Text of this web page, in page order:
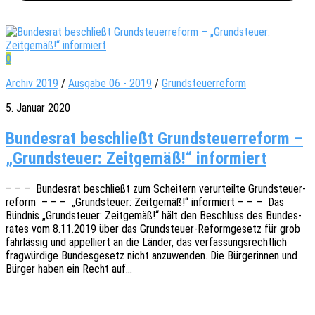
0
Archiv 2019 / Ausgabe 06 - 2019 / Grundsteuerreform
5. Januar 2020
Bundesrat beschließt Grundsteuerreform –
„Grundsteuer: Zeitgemäß!“ informiert
– – – Bundes­rat beschließt zum Schei­tern verur­teil­te Grund­steu­er­
re­form – – – „Grund­steu­er: Zeit­ge­mäß!“ infor­miert – – – Das
Bünd­nis „Grund­steu­er: Zeit­ge­mäß!“ hält den Beschluss des Bundes­
ra­tes vom 8.11.2019 über das Grun­d­steu­er-Refor­m­­ge­­setz für grob
fahr­läs­sig und appel­liert an die Länder, das verfas­sungs­recht­lich
frag­wür­di­ge Bundes­ge­setz nicht anzu­wen­den. Die Bürge­rin­nen und
Bürger haben ein Recht auf…